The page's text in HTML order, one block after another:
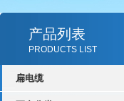
产品列表
PRODUCTS LIST
扁电缆